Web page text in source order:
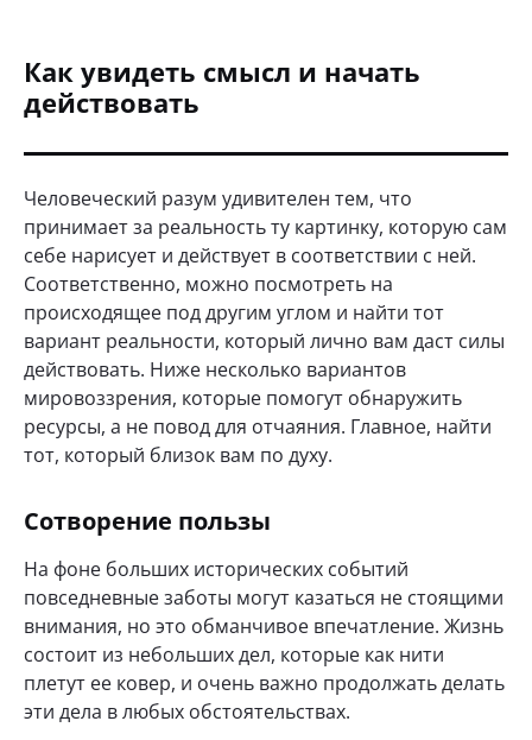
Как увидеть смысл и начать
действовать
Человеческий разум удивителен тем, что
принимает за реальность ту картинку, которую сам
себе нарисует и действует в соответствии с ней.
Соответственно, можно посмотреть на
происходящее под другим углом и найти тот
вариант реальности, который лично вам даст силы
действовать. Ниже несколько вариантов
мировоззрения, которые помогут обнаружить
ресурсы, а не повод для отчаяния. Главное, найти
тот, который близок вам по духу.
Сотворение пользы
На фоне больших исторических событий
повседневные заботы могут казаться не стоящими
внимания, но это обманчивое впечатление. Жизнь
состоит из небольших дел, которые как нити
плетут ее ковер, и очень важно продолжать делать
эти дела в любых обстоятельствах.